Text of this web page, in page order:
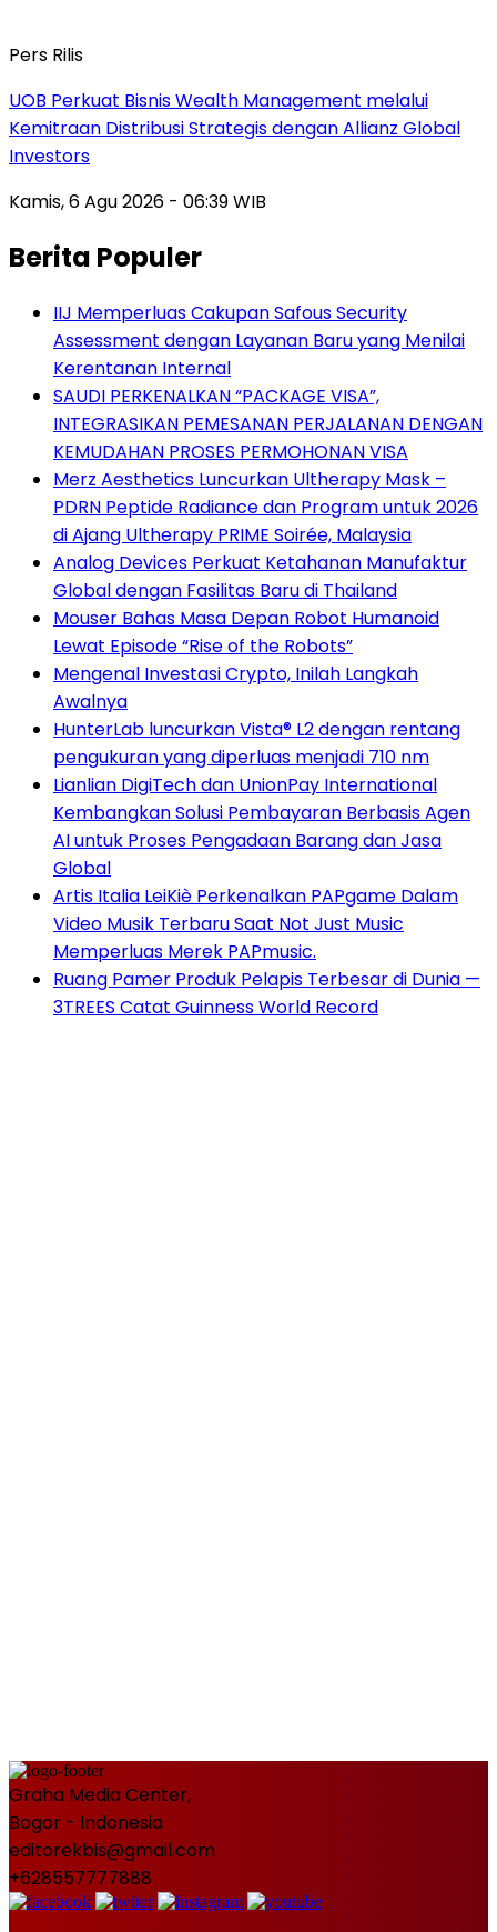
Pers Rilis
UOB Perkuat Bisnis Wealth Management melalui
Kemitraan Distribusi Strategis dengan Allianz Global
Investors
Kamis, 6 Agu 2026 - 06:39 WIB
Berita Populer
IIJ Memperluas Cakupan Safous Security
Assessment dengan Layanan Baru yang Menilai
Kerentanan Internal
SAUDI PERKENALKAN “PACKAGE VISA”,
INTEGRASIKAN PEMESANAN PERJALANAN DENGAN
KEMUDAHAN PROSES PERMOHONAN VISA
Merz Aesthetics Luncurkan Ultherapy Mask –
PDRN Peptide Radiance dan Program untuk 2026
di Ajang Ultherapy PRIME Soirée, Malaysia
Analog Devices Perkuat Ketahanan Manufaktur
Global dengan Fasilitas Baru di Thailand
Mouser Bahas Masa Depan Robot Humanoid
Lewat Episode “Rise of the Robots”
Mengenal Investasi Crypto, Inilah Langkah
Awalnya
HunterLab luncurkan Vista® L2 dengan rentang
pengukuran yang diperluas menjadi 710 nm
Lianlian DigiTech dan UnionPay International
Kembangkan Solusi Pembayaran Berbasis Agen
AI untuk Proses Pengadaan Barang dan Jasa
Global
Artis Italia LeiKiè Perkenalkan PAPgame Dalam
Video Musik Terbaru Saat Not Just Music
Memperluas Merek PAPmusic.
Ruang Pamer Produk Pelapis Terbesar di Dunia —
3TREES Catat Guinness World Record
Graha Media Center,
Bogor - Indonesia
editorekbis@gmail.com
+628557777888